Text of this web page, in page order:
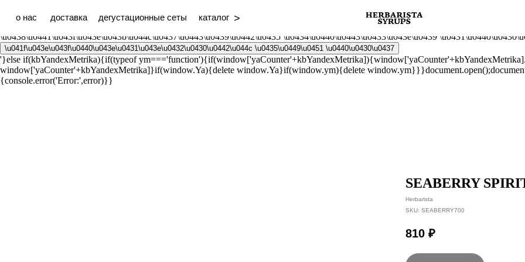
\u0438\u043d\u043a\u043e\u0433\u043d\u0438\u0442\u043e \u0438\u043b\u0438
\u0430\u043d\u043e\u043d\u0438\u043c\u0430\u0439\u0437\u0435\u0440\u044b \u0438
\u0438\u0441\u043f\u043e\u043b\u044c\u0437\u0443\u0439\u0442\u0435 \u0434\u0440\u0443\u0433\u043e\u0439
\u041f\u043e\u043f\u0440\u043e\u0431\u043e\u0432\u0430\u0442\u044c \u0435\u0449\u0451 \u0440\u0430\u0437
'}else if(kbYandexMetrika){if(typeof
window['yaCounter'+kbYandexMetrika]}if(window.Ya){delete window.Ya}if(window.ym){delete
{console.error('Error:',error)}}
о нас доставка дегустационные сеты каталог >
SEABERRY
Herbarista
SKU: SEABERRY700
810 ₽